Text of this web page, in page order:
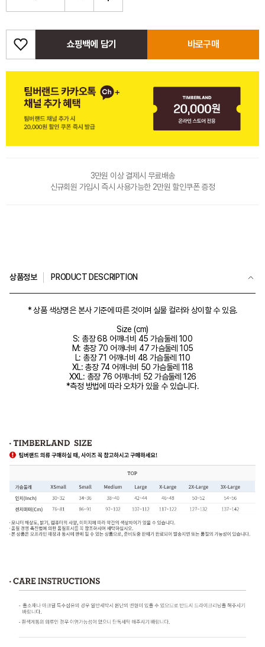
쇼핑백에 담기 바로구매
3만원 이상 결제시 무료배송
신규회원 가입시 즉시 사용가능한 2만원 할인쿠폰 증정
상품정보 PRODUCT DESCRIPTION
* 상품 색상명은 본사 기준에 따른 것이며 실물 컬러와 상이할 수 있음.
Size (cm)
S: 총장 68 어깨너비 45 가슴둘레 100
M: 총장 70 어깨너비 47 가슴둘레 105
L: 총장 71 어깨너비 48 가슴둘레 110
XL: 총장 74 어깨너비 50 가슴둘레 118
XXL: 총장 76 어깨너비 52 가슴둘레 126
*측정 방법에 따라 오차가 있을 수 있습니다.